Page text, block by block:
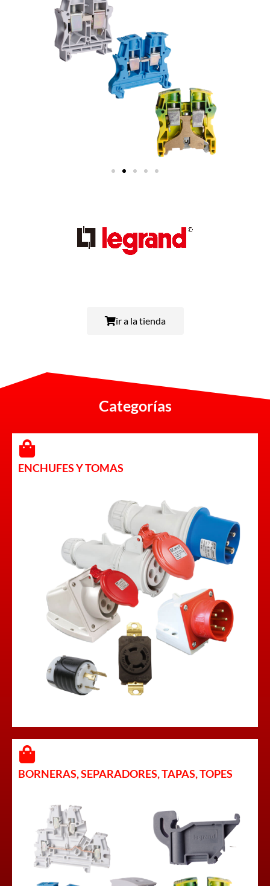
ir a la tienda
Categorías
ENCHUFES Y TOMAS
BORNERAS, SEPARADORES, TAPAS, TOPES